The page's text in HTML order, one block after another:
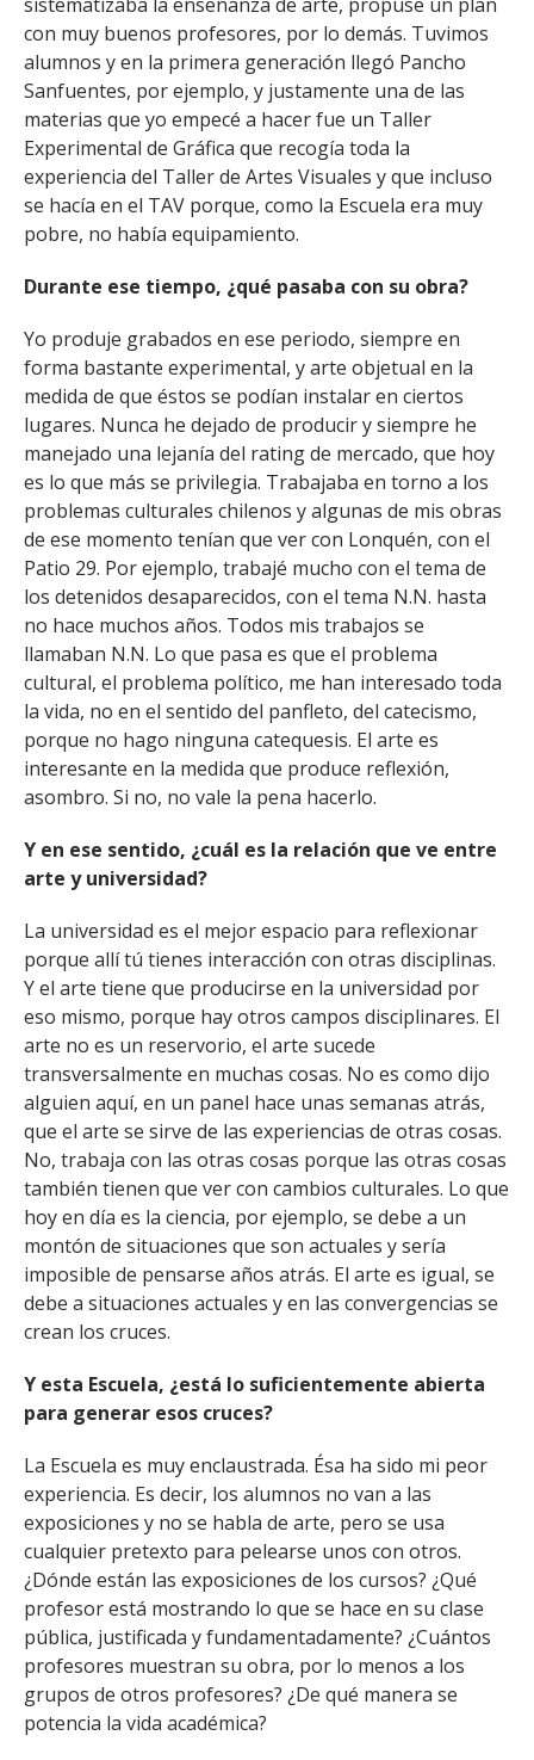
con muy buenos profesores, por lo demás. Tuvimos
alumnos y en la primera generación llegó Pancho
Sanfuentes, por ejemplo, y justamente una de las
materias que yo empecé a hacer fue un Taller
Experimental de Gráfica que recogía toda la
experiencia del Taller de Artes Visuales y que incluso
se hacía en el TAV porque, como la Escuela era muy
pobre, no había equipamiento.
Durante ese tiempo, ¿qué pasaba con su obra?
Yo produje grabados en ese periodo, siempre en
forma bastante experimental, y arte objetual en la
medida de que éstos se podían instalar en ciertos
lugares. Nunca he dejado de producir y siempre he
manejado una lejanía del rating de mercado, que hoy
es lo que más se privilegia. Trabajaba en torno a los
problemas culturales chilenos y algunas de mis obras
de ese momento tenían que ver con Lonquén, con el
Patio 29. Por ejemplo, trabajé mucho con el tema de
los detenidos desaparecidos, con el tema N.N. hasta
no hace muchos años. Todos mis trabajos se
llamaban N.N. Lo que pasa es que el problema
cultural, el problema político, me han interesado toda
la vida, no en el sentido del panfleto, del catecismo,
porque no hago ninguna catequesis. El arte es
interesante en la medida que produce reflexión,
asombro. Si no, no vale la pena hacerlo.
Y en ese sentido, ¿cuál es la relación que ve entre
arte y universidad?
La universidad es el mejor espacio para reflexionar
porque allí tú tienes interacción con otras disciplinas.
Y el arte tiene que producirse en la universidad por
eso mismo, porque hay otros campos disciplinares. El
arte no es un reservorio, el arte sucede
transversalmente en muchas cosas. No es como dijo
alguien aquí, en un panel hace unas semanas atrás,
que el arte se sirve de las experiencias de otras cosas.
No, trabaja con las otras cosas porque las otras cosas
también tienen que ver con cambios culturales. Lo que
hoy en día es la ciencia, por ejemplo, se debe a un
montón de situaciones que son actuales y sería
imposible de pensarse años atrás. El arte es igual, se
debe a situaciones actuales y en las convergencias se
crean los cruces.
Y esta Escuela, ¿está lo suficientemente abierta
para generar esos cruces?
La Escuela es muy enclaustrada. Ésa ha sido mi peor
experiencia. Es decir, los alumnos no van a las
exposiciones y no se habla de arte, pero se usa
cualquier pretexto para pelearse unos con otros.
¿Dónde están las exposiciones de los cursos? ¿Qué
profesor está mostrando lo que se hace en su clase
pública, justificada y fundamentadamente? ¿Cuántos
profesores muestran su obra, por lo menos a los
grupos de otros profesores? ¿De qué manera se
potencia la vida académica?